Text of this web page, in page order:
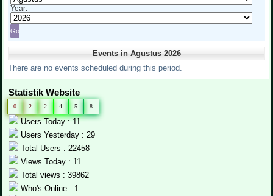
Year:
Events in Agustus 2026
There are no events scheduled during this period.
Statistik Website
0 2 2 4 5 8
Users Today : 11
Users Yesterday : 29
Total Users : 22458
Views Today : 11
Total views : 39862
Who's Online : 1